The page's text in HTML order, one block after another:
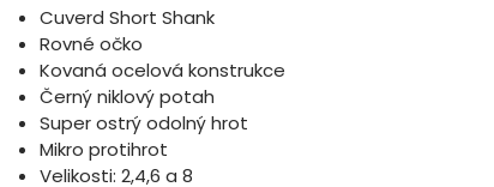
Cuverd Short Shank
Rovné očko
Kovaná ocelová konstrukce
Černý niklový potah
Super ostrý odolný hrot
Mikro protihrot
Velikosti: 2,4,6 a 8